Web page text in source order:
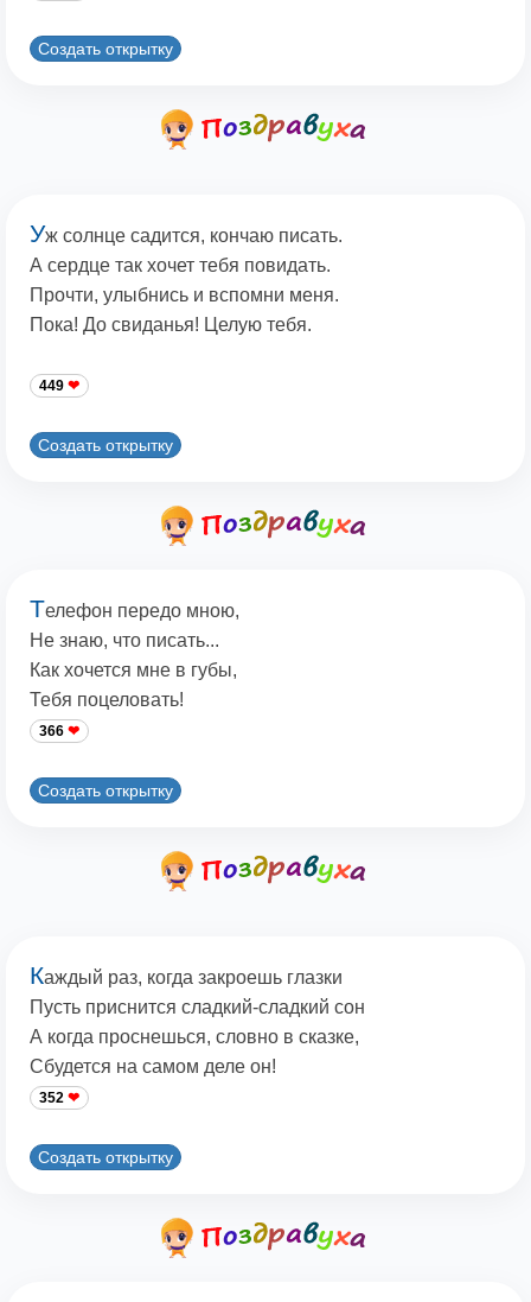
Создать открытку
Уж солнце садится, кончаю писать.
А сердце так хочет тебя повидать.
Прочти, улыбнись и вспомни меня.
Пока! До свиданья! Целую тебя.
449
Создать открытку
Телефон передо мною,
Не знаю, что писать...
Как хочется мне в губы,
Тебя поцеловать!
366
Создать открытку
Каждый раз, когда закроешь глазки
Пусть приснится сладкий-сладкий сон
А когда проснешься, словно в сказке,
Сбудется на самом деле он!
352
Создать открытку